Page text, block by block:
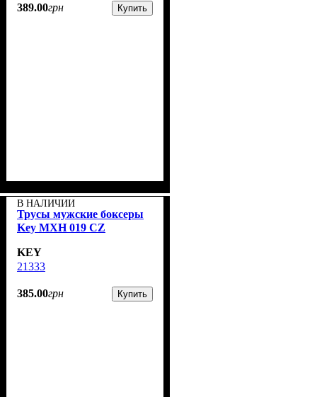
389.00грн Купить
В НАЛИЧИИ
Трусы мужские боксеры
Key MXН 019 CZ
KEY
21333
385.00грн Купить